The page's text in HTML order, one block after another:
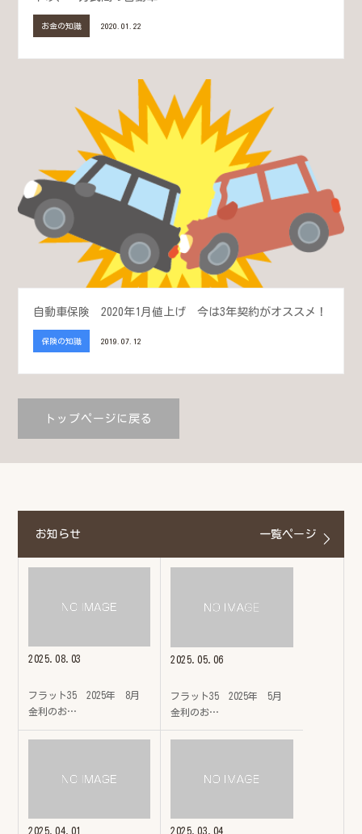
お金の知識 2020.01.22
自動車保険 2020年1月値上げ 今は3年契約がオススメ！
保険の知識 2019.07.12
トップページに戻る
お知らせ 一覧ページ
2025.08.03
フラット35 2025年 8月
金利のお…
2025.05.06
フラット35 2025年 5月
金利のお…
2025.04.01 2025.03.04